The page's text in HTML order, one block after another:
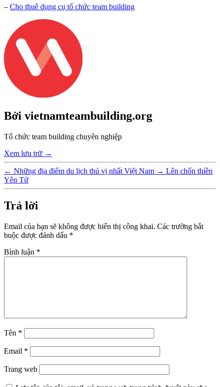
– Cho thuê dụng cụ tổ chức team building
Bởi vietnamteambuilding.org
Tổ chức team building chuyên nghiệp
Xem lưu trữ →
← Những địa điểm du lịch thú vị nhất Việt Nam → Lên chốn thiền
Yên Tử
Trả lời
Email của bạn sẽ không được hiển thị công khai. Các trường bắt
buộc được đánh dấu *
Bình luận *
Tên *
Email *
Trang web